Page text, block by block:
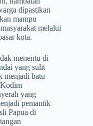
dipastikan
mampu
melalui
kota.
menentu di
yang sulit
menjadi batu
Kodim
yang
pemantik
Papua di